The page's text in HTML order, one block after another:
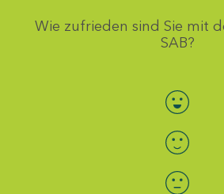
Wie zufrieden sind Sie mit
SAB?